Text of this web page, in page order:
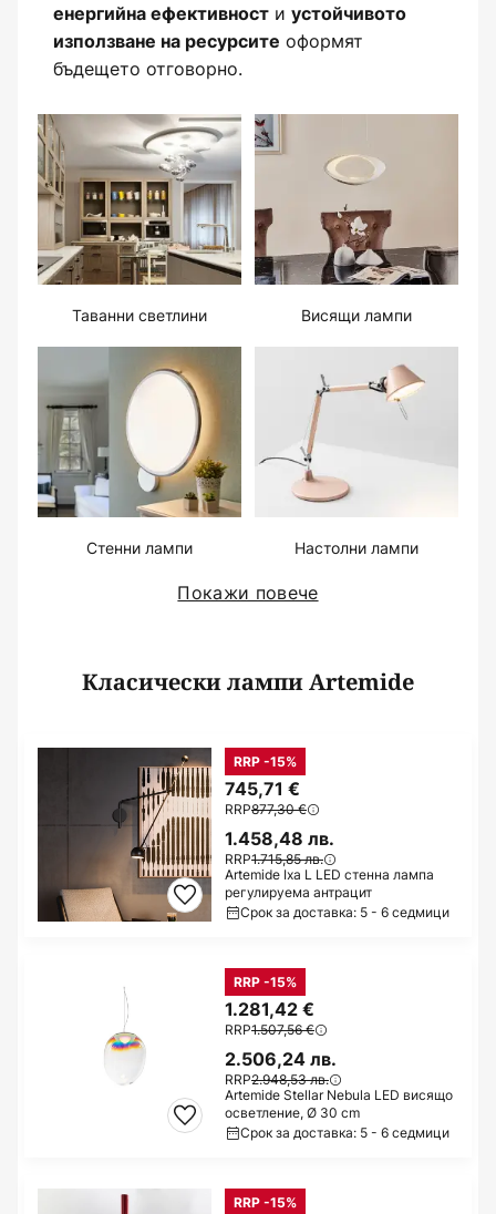
енергийна ефективности устойчивото
използване на ресурсите оформят
бъдещето отговорно.
Таванни светлини Висящи лампи
Стенни лампи Настолни лампи
Покажи повече
Класически лампи Artemide
745,71 €
RRP877,30 €
1.458,48 лв.
RRP1.715,85 лв.
RRP -15%
Artemide Ixa L LED стенна лампа
регулируема антрацит
Срок за доставка: 5 - 6 седмици
1.281,42 €
RRP1.507,56 €
2.506,24 лв.
RRP2.948,53 лв.
RRP -15%
Artemide Stellar Nebula LED висящо
осветление, Ø 30 cm
Срок за доставка: 5 - 6 седмици
RRP -15%